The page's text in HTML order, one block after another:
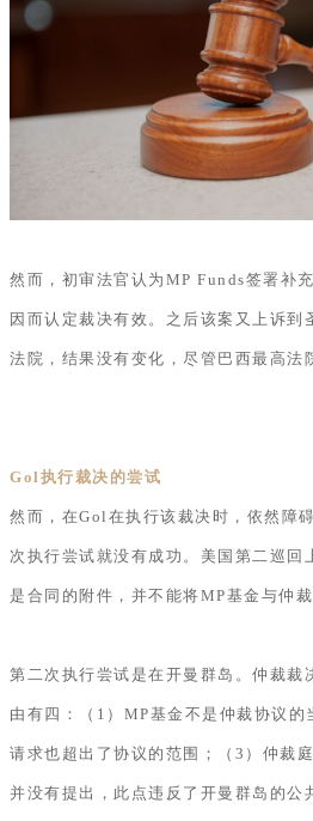
然而，初审法官认为MP Funds签署补
因而认定裁决有效。之后该案又上诉到
法院，结果没有变化，尽管巴西最高法
Gol执行裁决的尝试
然而，在Gol在执行该裁决时，依然障
次执行尝试就没有成功。美国第二巡回
是合同的附件，并不能将MP基金与仲裁
第二次执行尝试是在开曼群岛。仲裁裁
由有四：（1）MP基金不是仲裁协议
请求也超出了协议的范围；（3）仲裁
并没有提出，此点违反了开曼群岛的公